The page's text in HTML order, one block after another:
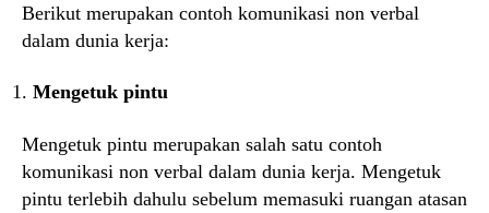
Berikut merupakan contoh komunikasi non verbal
dalam dunia kerja:
Mengetuk pintu
Mengetuk pintu merupakan salah satu contoh
komunikasi non verbal dalam dunia kerja. Mengetuk
pintu terlebih dahulu sebelum memasuki ruangan atasan